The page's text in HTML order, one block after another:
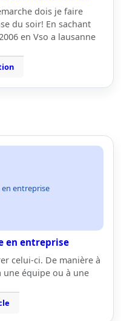
dois je faire
du soir! En sachant
en Vso a lausanne
en entreprise
en entreprise
celui-ci. De manière à
une équipe ou à une